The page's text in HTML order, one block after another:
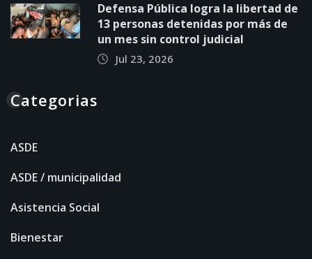
Defensa Pública logra la libertad de
13 personas detenidas por más de
un mes sin control judicial
Jul 23, 2026
Categorias
ASDE
ASDE / municipalidad
Asistencia Social
Bienestar